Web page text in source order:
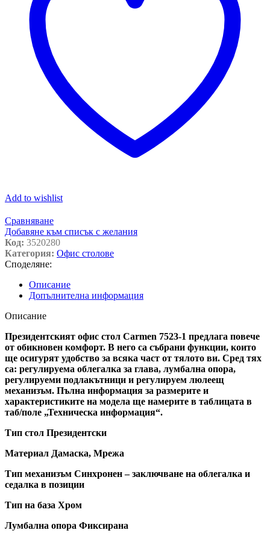
Add to wishlist
Сравняване
Добавяне към списък с желания
Код: 3520280
Категория: Офис столове
Споделяне:
Описание
Допълнителна информация
Описание
Президентският офис стол Carmen 7523-1 предлага повече
от обикновен комфорт. В него са събрани функции, които
ще осигурят удобство за всяка част от тялото ви. Сред тях
са: регулируема облегалка за глава, лумбална опора,
регулируеми подлакътници и регулируем люлеещ
механизъм. Пълна информация за размерите и
характеристиките на модела ще намерите в таблицата в
таб/поле „Техническа информация“.
Тип стол Президентски
Материал Дамаска, Мрежа
Тип механизъм Синхронен – заключване на облегалка и
седалка в позиции
Тип на база Хром
Лумбална опора Фиксирана